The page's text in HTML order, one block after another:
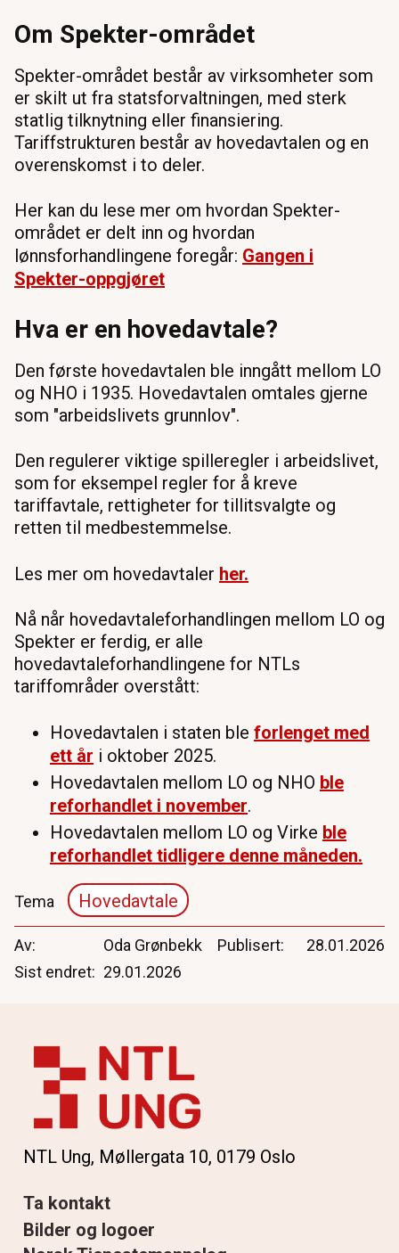
Om Spekter-området
Spekter-området består av virksomheter som
er skilt ut fra statsforvaltningen, med sterk
statlig tilknytning eller finansiering.
Tariffstrukturen består av hovedavtalen og en
overenskomst i to deler.
Her kan du lese mer om hvordan Spekter-
området er delt inn og hvordan
lønnsforhandlingene foregår: Gangen i
Spekter-oppgjøret
Hva er en hovedavtale?
Den første hovedavtalen ble inngått mellom LO
og NHO i 1935. Hovedavtalen omtales gjerne
som "arbeidslivets grunnlov".
Den regulerer viktige spilleregler i arbeidslivet,
som for eksempel regler for å kreve
tariffavtale, rettigheter for tillitsvalgte og
retten til medbestemmelse.
Les mer om hovedavtaler her.
Nå når hovedavtaleforhandlingen mellom LO og
Spekter er ferdig, er alle
hovedavtaleforhandlingene for NTLs
tariffområder overstått:
Hovedavtalen i staten ble forlenget med
ett år i oktober 2025.
Hovedavtalen mellom LO og NHO ble
reforhandlet i november.
Hovedavtalen mellom LO og Virke ble
reforhandlet tidligere denne måneden.
Tema Hovedavtale
Av Oda Grønbekk Publisert
28.01.2026
Sist endret
29.01.2026
NTL Ung, Møllergata 10, 0179 Oslo
Ta kontakt
Bilder og logoer